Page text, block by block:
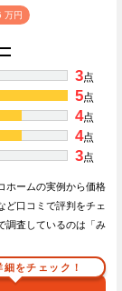
万円
3点
5点
4点
4点
3点
ホームの実例から価格
ど口コミで評判をチェ
調査しているのは「み
をチェック！